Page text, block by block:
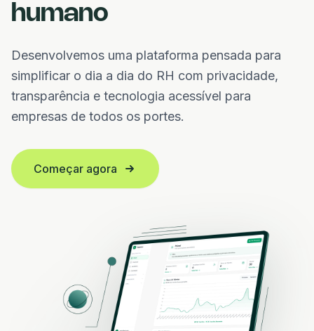
humano
Desenvolvemos uma plataforma pensada para
simplificar o dia a dia do RH com privacidade,
transparência e tecnologia acessível para
empresas de todos os portes.
Começar agora